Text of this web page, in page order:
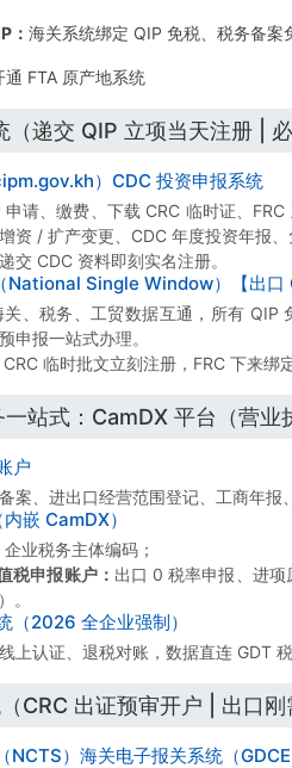
： 海关系统绑定 QIP 免税、税务备案
通 FTA 原产地系统
递交 QIP 立项当天注册 | 必
）CDC 投资申报系统
申请、缴费、下载 CRC 临时证、
资 / 扩产变更、CDC 年度投资年报、
递交 CDC 资料即刻实名注册。
National Single Window）【出口
关、税务、工贸数据互通，所有
申报一站式办理。
临时批文立刻注册，FRC 下来绑
站式：CamDX 平台（营业
户
案、进出口经营范围登记、工商年报
嵌 CamDX）
企业税务主体编码；
税申报账户： 出口 0 税率申报、进项
。
（2026 全企业强制）
上认证、退税对账，数据直连 GDT
CRC 出证预审开户 | 出口刚
NCTS）海关电子报关系统（GDCE